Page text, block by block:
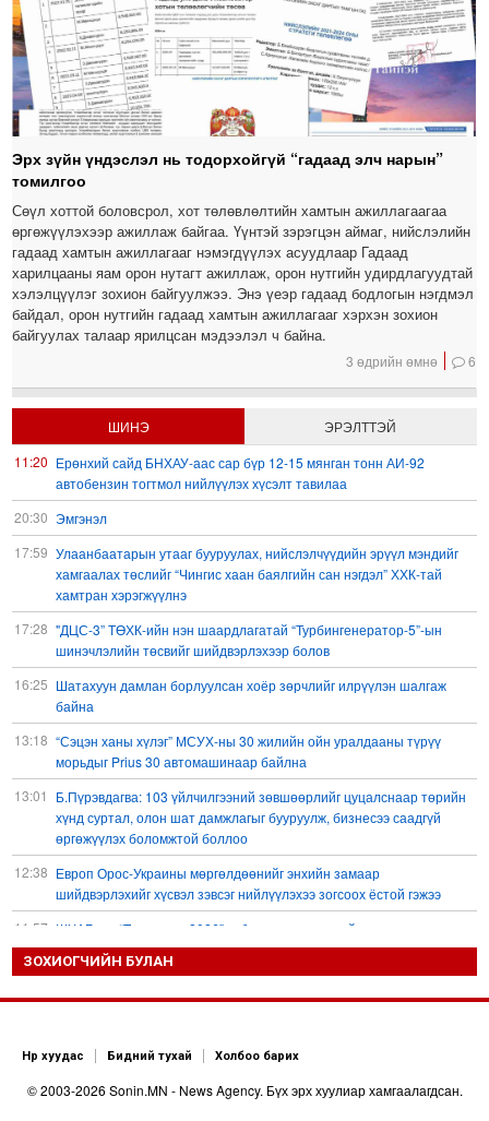
Эрх зүйн үндэслэл нь тодорхойгүй “гадаад элч нарын”
томилгоо
Сөүл хоттой боловсрол, хот төлөвлөлтийн хамтын ажиллагаагаа
өргөжүүлэхээр ажиллаж байгаа. Үүнтэй зэрэгцэн аймаг, нийслэлийн
гадаад хамтын ажиллагааг нэмэгдүүлэх асуудлаар Гадаад
харилцааны яам орон нутагт ажиллаж, орон нутгийн удирдлагуудтай
хэлэлцүүлэг зохион байгуулжээ. Энэ үеэр гадаад бодлогын нэгдмэл
байдал, орон нутгийн гадаад хамтын ажиллагааг хэрхэн зохион
байгуулах талаар ярилцсан мэдээлэл ч байна.
3 өдрийн өмнө 6
ШИНЭ
ЭРЭЛТТЭЙ
11:20 Ерөнхий сайд БНХАУ-аас сар бүр 12-15 мянган тонн АИ-92
автобензин тогтмол нийлүүлэх хүсэлт тавилаа
20:30 Эмгэнэл
17:59 Улаанбаатарын утааг бууруулах, нийслэлчүүдийн эрүүл мэндийг
хамгаалах төслийг “Чингис хаан баялгийн сан нэгдэл” ХХК-тай
хамтран хэрэгжүүлнэ
17:28 "ДЦС-3” ТӨХК-ийн нэн шаардлагатай “Турбингенератор-5”-ын
шинэчлэлийн төсвийг шийдвэрлэхээр болов
16:25 Шатахуун дамлан борлуулсан хоёр зөрчлийг илрүүлэн шалгаж
байна
13:18 “Сэцэн ханы хүлэг” МСУХ-ны 30 жилийн ойн уралдааны түрүү
морьдыг Prius 30 автомашинаар байлна
13:01
Б.Пүрэвдагва: 103 үйлчилгээний зөвшөөрлийг цуцалснаар төрийн
хүнд суртал, олон шат дамжлагыг бууруулж, бизнесээ саадгүй
өргөжүүлэх боломжтой боллоо
12:38 Европ Орос-Украины мөргөлдөөнийг энхийн замаар
шийдвэрлэхийг хүсвэл зэвсэг нийлүүлэхээ зогсоох ёстой гэжээ
11:57 ШХАБ-ын “Тяньшань-2026” кибер терроризмтой тэмцэх хамтарсан
сургуулилалт боллоо
10:48 Ц.Сандаг-Очир: COP17 ба COP31 хурлын уялдаа нь Риогийн
ЗОХИОГЧИЙН БУЛАН
Нүүр хуудас Бидний тухай Холбоо барих
© 2003-2026 Sonin.MN - News Agency. Бүх эрх хуулиар хамгаалагдсан.